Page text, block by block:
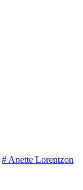
# Anette Lorentzon